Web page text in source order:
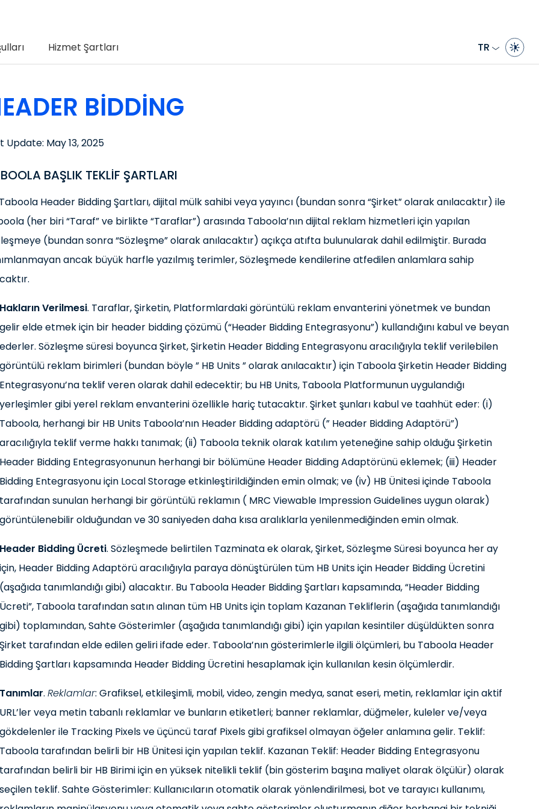
Hizmet Şartları TR
BIDDING
Update: May 13, 2025
BAŞLIK TEKLİF ŞARTLARI
Header Bidding Şartları, dijital mülk sahibi veya yayıncı (bundan sonra “Şirket” olarak anılacaktır) ile
(her biri “Taraf” ve birlikte “Taraflar”) arasında Taboola’nın dijital reklam hizmetleri için yapılan
(bundan sonra “Sözleşme” olarak anılacaktır) açıkça atıfta bulunularak dahil edilmiştir. Burada
ancak büyük harfle yazılmış terimler, Sözleşmede kendilerine atfedilen anlamlara sahip
Hakların Verilmesi. Taraflar, Şirketin, Platformlardaki görüntülü reklam envanterini yönetmek ve bundan
gelir elde etmek için bir header bidding çözümü (“Header Bidding Entegrasyonu”) kullandığını kabul ve beyan
ederler. Sözleşme süresi boyunca Şirket, Şirketin Header Bidding Entegrasyonu aracılığıyla teklif verilebilen
görüntülü reklam birimleri (bundan böyle ” HB Units ” olarak anılacaktır) için Taboola Şirketin Header Bidding
Entegrasyonu’na teklif veren olarak dahil edecektir; bu HB Units, Taboola Platformunun uygulandığı
yerleşimler gibi yerel reklam envanterini özellikle hariç tutacaktır. Şirket şunları kabul ve taahhüt eder: (i)
Taboola, herhangi bir HB Units Taboola’nın Header Bidding adaptörü (” Header Bidding Adaptörü”)
aracılığıyla teklif verme hakkı tanımak; (ii) Taboola teknik olarak katılım yeteneğine sahip olduğu Şirketin
Header Bidding Entegrasyonunun herhangi bir bölümüne Header Bidding Adaptörünü eklemek; (iii) Header
Bidding Entegrasyonu için Local Storage etkinleştirildiğinden emin olmak; ve (iv) HB Ünitesi içinde Taboola
tarafından sunulan herhangi bir görüntülü reklamın ( MRC Viewable Impression Guidelines uygun olarak)
görüntülenebilir olduğundan ve 30 saniyeden daha kısa aralıklarla yenilenmediğinden emin olmak.
Header Bidding Ücreti. Sözleşmede belirtilen Tazminata ek olarak, Şirket, Sözleşme Süresi boyunca her ay
için, Header Bidding Adaptörü aracılığıyla paraya dönüştürülen tüm HB Units için Header Bidding Ücretini
(aşağıda tanımlandığı gibi) alacaktır. Bu Taboola Header Bidding Şartları kapsamında, “Header Bidding
Ücreti”, Taboola tarafından satın alınan tüm HB Units için toplam Kazanan Tekliflerin (aşağıda tanımlandığı
gibi) toplamından, Sahte Gösterimler (aşağıda tanımlandığı gibi) için yapılan kesintiler düşüldükten sonra
Şirket tarafından elde edilen geliri ifade eder. Taboola’nın gösterimlerle ilgili ölçümleri, bu Taboola Header
Bidding Şartları kapsamında Header Bidding Ücretini hesaplamak için kullanılan kesin ölçümlerdir.
Tanımlar. Reklamlar: Grafiksel, etkileşimli, mobil, video, zengin medya, sanat eseri, metin, reklamlar için aktif
URL’ler veya metin tabanlı reklamlar ve bunların etiketleri; banner reklamlar, düğmeler, kuleler ve/veya
gökdelenler ile Tracking Pixels ve üçüncü taraf Pixels gibi grafiksel olmayan öğeler anlamına gelir. Teklif:
Taboola tarafından belirli bir HB Ünitesi için yapılan teklif. Kazanan Teklif: Header Bidding Entegrasyonu
tarafından belirli bir HB Birimi için en yüksek nitelikli teklif (bin gösterim başına maliyet olarak ölçülür) olarak
seçilen teklif. Sahte Gösterimler: Kullanıcıların otomatik olarak yönlendirilmesi, bot ve tarayıcı kullanımı,